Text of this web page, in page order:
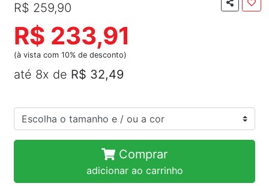
R$ 259,90
R$ 233,91
(à vista com 10% de desconto)
até 8x de R$ 32,49
Comprar
adicionar ao carrinho